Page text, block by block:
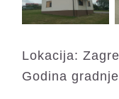
Lokacija:
Godina